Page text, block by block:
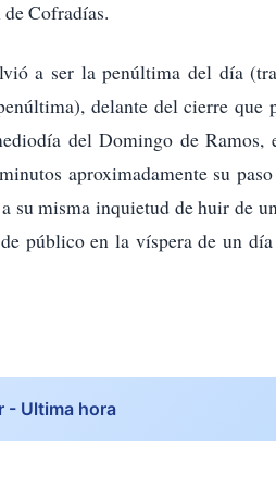
Cofradías.
a ser la penúltima del día
delante del cierre que
del Domingo de Ramos,
aproximadamente su
su misma inquietud de huir de
público en la víspera de un
- Ultima hora